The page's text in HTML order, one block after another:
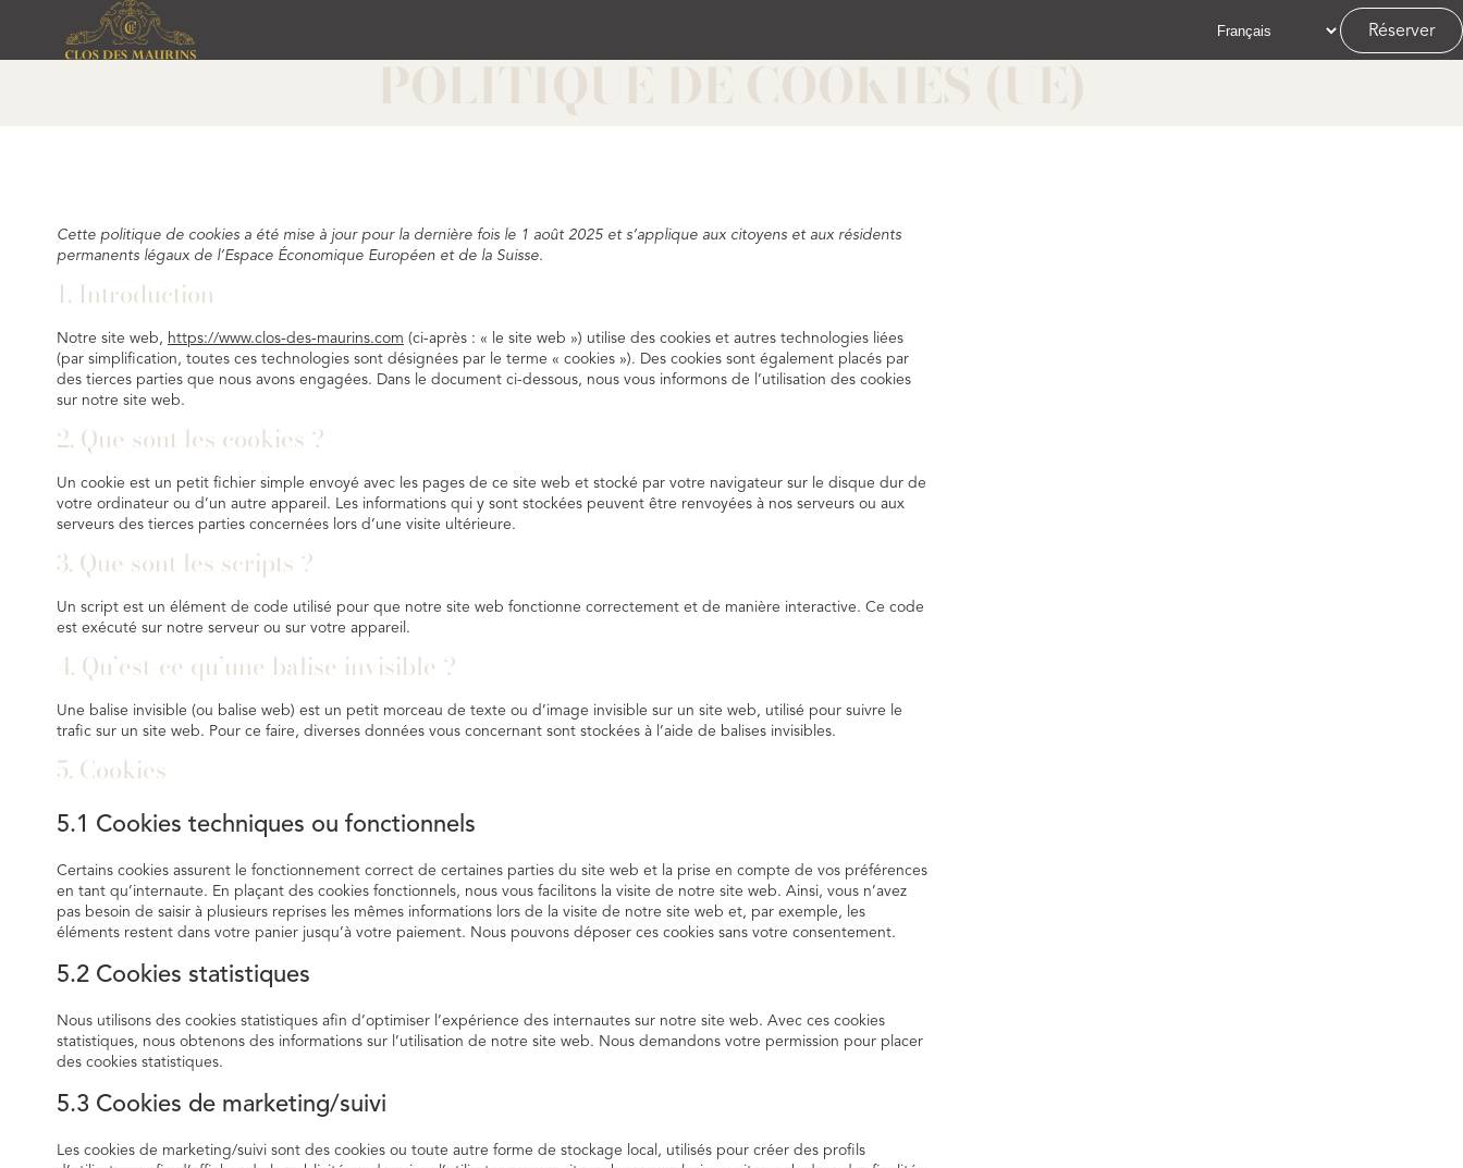
Réserver
Cette politique de cookies a été mise à jour pour la dernière fois le 1 août 2025 et s’applique aux citoyens et aux résidents
permanents légaux de l’Espace Économique Européen et de la Suisse.
1. Introduction
Notre site web, https://www.clos-des-maurins.com (ci-après : « le site web ») utilise des cookies et autres technologies liées
(par simplification, toutes ces technologies sont désignées par le terme « cookies »). Des cookies sont également placés par
des tierces parties que nous avons engagées. Dans le document ci-dessous, nous vous informons de l’utilisation des cookies
sur notre site web.
2. Que sont les cookies ?
Un cookie est un petit fichier simple envoyé avec les pages de ce site web et stocké par votre navigateur sur le disque dur de
votre ordinateur ou d’un autre appareil. Les informations qui y sont stockées peuvent être renvoyées à nos serveurs ou aux
serveurs des tierces parties concernées lors d’une visite ultérieure.
3. Que sont les scripts ?
Un script est un élément de code utilisé pour que notre site web fonctionne correctement et de manière interactive. Ce code
est exécuté sur notre serveur ou sur votre appareil.
4. Qu’est-ce qu’une balise invisible ?
Une balise invisible (ou balise web) est un petit morceau de texte ou d’image invisible sur un site web, utilisé pour suivre le
trafic sur un site web. Pour ce faire, diverses données vous concernant sont stockées à l’aide de balises invisibles.
5. Cookies
5.1 Cookies techniques ou fonctionnels
Certains cookies assurent le fonctionnement correct de certaines parties du site web et la prise en compte de vos préférences
en tant qu’internaute. En plaçant des cookies fonctionnels, nous vous facilitons la visite de notre site web. Ainsi, vous n’avez
pas besoin de saisir à plusieurs reprises les mêmes informations lors de la visite de notre site web et, par exemple, les
éléments restent dans votre panier jusqu’à votre paiement. Nous pouvons déposer ces cookies sans votre consentement.
5.2 Cookies statistiques
Nous utilisons des cookies statistiques afin d’optimiser l’expérience des internautes sur notre site web. Avec ces cookies
statistiques, nous obtenons des informations sur l’utilisation de notre site web. Nous demandons votre permission pour placer
des cookies statistiques.
5.3 Cookies de marketing/suivi
Les cookies de marketing/suivi sont des cookies ou toute autre forme de stockage local, utilisés pour créer des profils